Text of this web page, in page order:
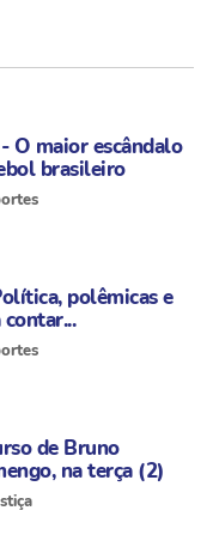
O maior escândalo
brasileiro
polêmicas e
de Bruno
na terça (2)